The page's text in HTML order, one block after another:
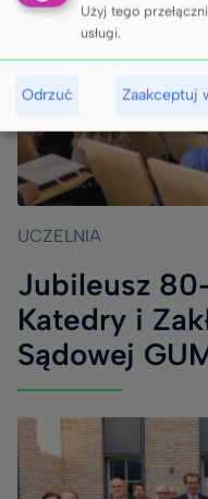
UCZELNIA
Jubileusz
Katedry i
Sądowej
Użyj tego
usługi.
Odrzuć Zaakceptuj